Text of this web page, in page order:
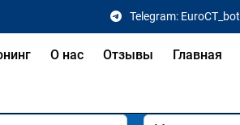
Telegram: EuroCT_bot
О нас Отзывы Главная